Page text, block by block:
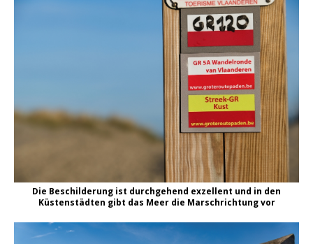
Die Beschilderung ist durchgehend exzellent und in den
Küstenstädten gibt das Meer die Marschrichtung vor